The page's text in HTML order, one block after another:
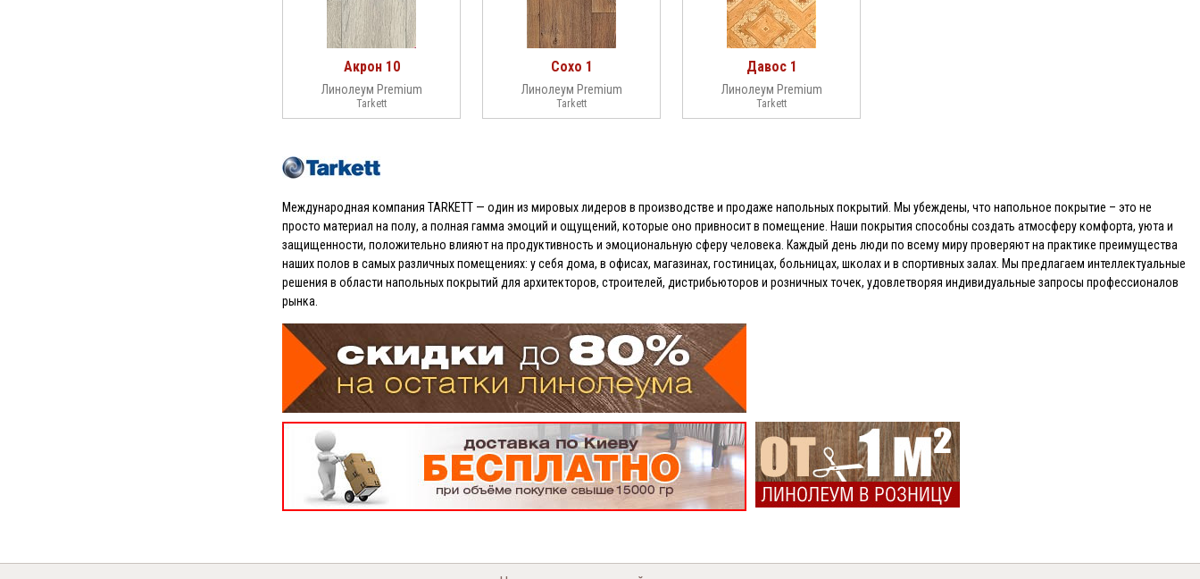
Акрон 10
Линолеум Premium
Tarkett
Сохо 1
Линолеум Premium
Tarkett
Давос 1
Линолеум Premium
Tarkett
Международная компания TARKETT — один из мировых лидеров в производстве и продаже напольных покрытий. Мы убеждены, что напольное покрытие – это не
просто материал на полу, а полная гамма эмоций и ощущений, которые оно привносит в помещение. Наши покрытия способны создать атмосферу комфорта, уюта и
защищенности, положительно влияют на продуктивность и эмоциональную сферу человека. Каждый день люди по всему миру проверяют на практике преимущества
наших полов в самых различных помещениях: у себя дома, в офисах, магазинах, гостиницах, больницах, школах и в спортивных залах. Мы предлагаем интеллектуальные
решения в области напольных покрытий для архитекторов, строителей, дистрибьюторов и розничных точек, удовлетворяя индивидуальные запросы профессионалов
рынка.